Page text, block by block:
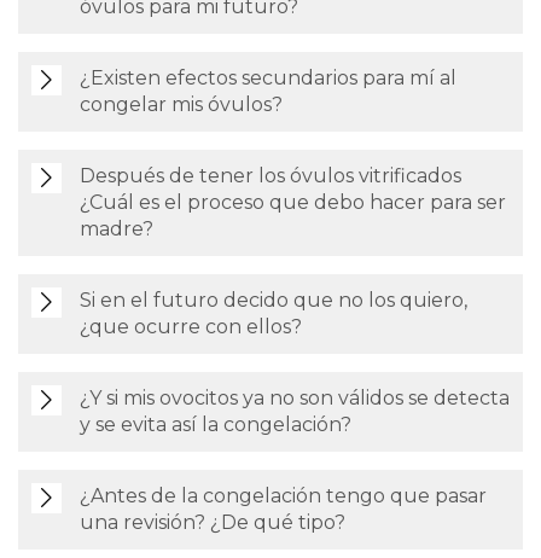
óvulos para mi futuro?
¿Existen efectos secundarios para mí al
congelar mis óvulos?
Después de tener los óvulos vitrificados
¿Cuál es el proceso que debo hacer para ser
madre?
Si en el futuro decido que no los quiero,
¿que ocurre con ellos?
¿Y si mis ovocitos ya no son válidos se detecta
y se evita así la congelación?
¿Antes de la congelación tengo que pasar
una revisión? ¿De qué tipo?